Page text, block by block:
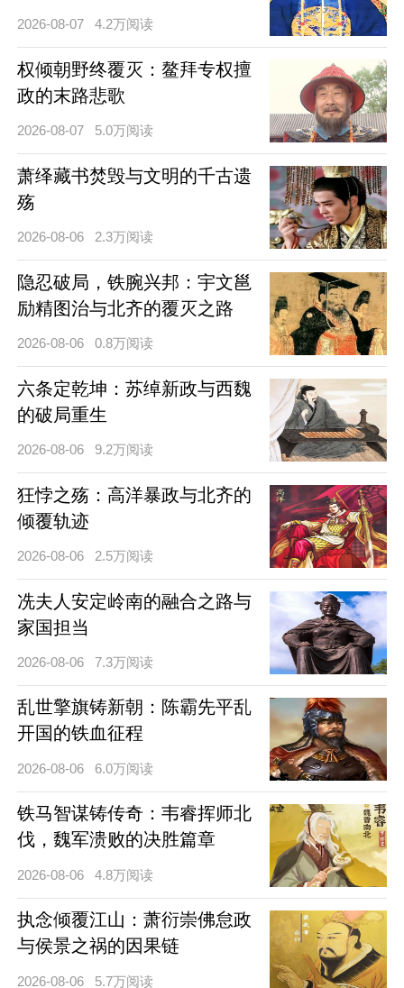
2026-08-07 4.2万阅读
权倾朝野终覆灭：鳌拜专权擅
政的末路悲歌
2026-08-07 5.0万阅读
萧绎藏书焚毁与文明的千古遗
殇
2026-08-06 2.3万阅读
隐忍破局，铁腕兴邦：宇文邕
励精图治与北齐的覆灭之路
2026-08-06 0.8万阅读
六条定乾坤：苏绰新政与西魏
的破局重生
2026-08-06 9.2万阅读
狂悖之殇：高洋暴政与北齐的
倾覆轨迹
2026-08-06 2.5万阅读
冼夫人安定岭南的融合之路与
家国担当
2026-08-06 7.3万阅读
乱世擎旗铸新朝：陈霸先平乱
开国的铁血征程
2026-08-06 6.0万阅读
铁马智谋铸传奇：韦睿挥师北
伐，魏军溃败的决胜篇章
2026-08-06 4.8万阅读
执念倾覆江山：萧衍崇佛怠政
与侯景之祸的因果链
2026-08-06 5.7万阅读